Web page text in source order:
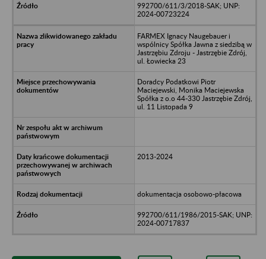
992700/611/3/2018-SAK; UNP:
2024-00723224
FARMEX Ignacy Naugebauer i
wspólnicy Spółka Jawna z siedzibą w
Jastrzębiu Zdroju - Jastrzębie Zdrój,
ul. Łowiecka 23
Doradcy Podatkowi Piotr
Maciejewski, Monika Maciejewska
Spółka z o.o 44-330 Jastrzębie Zdrój,
ul. 11 Listopada 9
2013-2024
dokumentacja osobowo-płacowa
992700/611/1986/2015-SAK; UNP:
2024-00717837